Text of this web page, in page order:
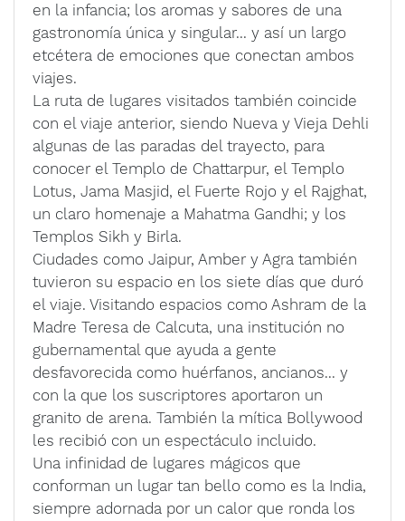
en la infancia; los aromas y sabores de una
gastronomía única y singular... y así un largo
etcétera de emociones que conectan ambos
viajes.
La ruta de lugares visitados también coincide
con el viaje anterior, siendo Nueva y Vieja Dehli
algunas de las paradas del trayecto, para
conocer el Templo de Chattarpur, el Templo
Lotus, Jama Masjid, el Fuerte Rojo y el Rajghat,
un claro homenaje a Mahatma Gandhi; y los
Templos Sikh y Birla.
Ciudades como Jaipur, Amber y Agra también
tuvieron su espacio en los siete días que duró
el viaje. Visitando espacios como Ashram de la
Madre Teresa de Calcuta, una institución no
gubernamental que ayuda a gente
desfavorecida como huérfanos, ancianos... y
con la que los suscriptores aportaron un
granito de arena. También la mítica Bollywood
les recibió con un espectáculo incluido.
Una infinidad de lugares mágicos que
conforman un lugar tan bello como es la India,
siempre adornada por un calor que ronda los